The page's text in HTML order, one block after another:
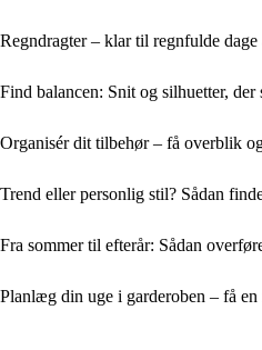
Regndragter – klar til regnfulde dage
Find balancen: Snit og silhuetter,
Organisér dit tilbehør – få overblik
Trend eller personlig stil? Sådan
Fra sommer til efterår: Sådan
Planlæg din uge i garderoben – få